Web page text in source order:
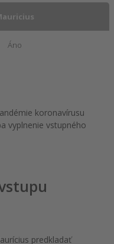
koronavírusu
vyplnenie vstupného
Áno
predkladať